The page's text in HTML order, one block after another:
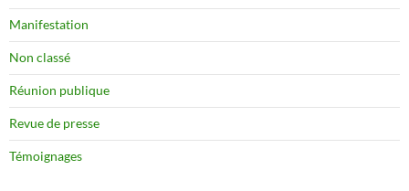
Manifestation
Non classé
Réunion publique
Revue de presse
Témoignages